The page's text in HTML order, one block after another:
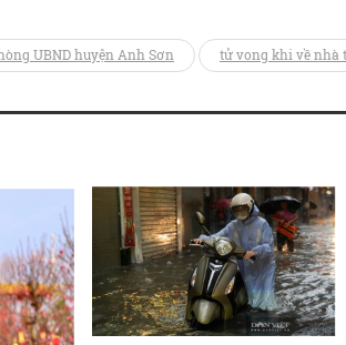
UBND huyện Anh Sơn tử vong khi về nhà